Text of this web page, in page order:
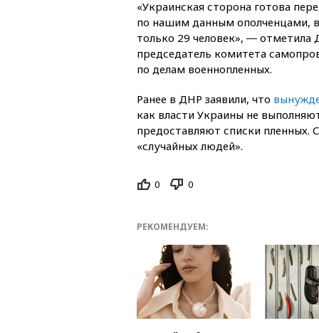
«Украинская сторона готова
по нашим данным ополченцами,
только 29 человек», ― отметила
председатель комитета
по делам военнопленных.
Ранее в ДНР заявили, что
как власти Украины не
предоставляют списки пленных.
«случайных людей».
0 0
РЕКОМЕНДУЕМ: